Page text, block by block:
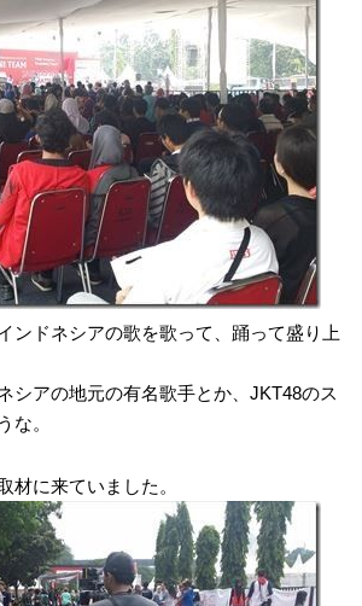
ンドネシアの歌を歌って、踊って盛り上
シアの地元の有名歌手とか、JKT48のス
な。
材に来ていました。